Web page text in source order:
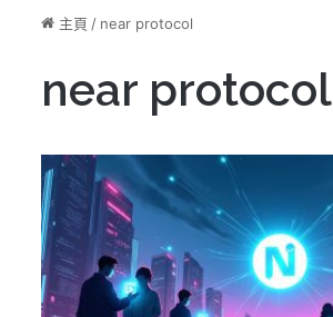
主頁 / near protocol
near protocol